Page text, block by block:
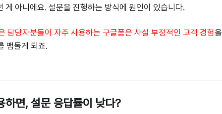
게 아니에요. 설문을 진행하는 방식에 원인이 있습니다.
담당자분들이 자주 사용하는 구글폼은 사실 부정적인 고객 경험
맴돌게 되죠.
하면, 설문 응답률이 낮다?